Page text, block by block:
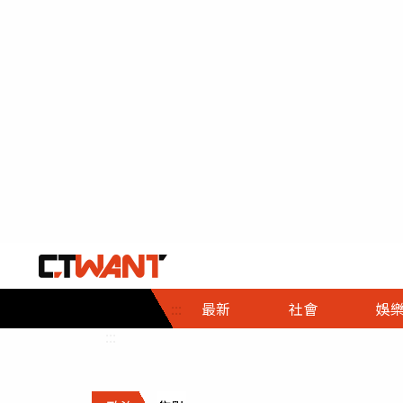
::: 最新 社會
社會首頁
時事
調查
娛樂
娛樂首頁
即時
財經首頁
熱線
政